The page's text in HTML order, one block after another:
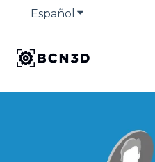
Español Traducciones